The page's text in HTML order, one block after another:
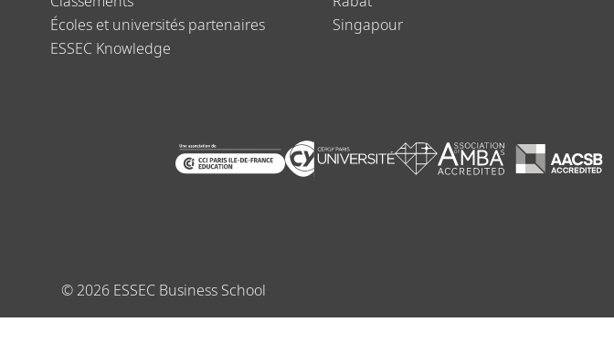
Écoles et universités partenaires
ESSEC Knowledge
Singapour
© 2026 ESSEC Business School